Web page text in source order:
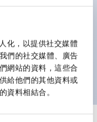
化，以提供社交媒體
們的社交媒體、廣告
網站的資料，這些合
給他們的其他資料或
資料相結合。
分離結構。
。（蜂鳴器除外）